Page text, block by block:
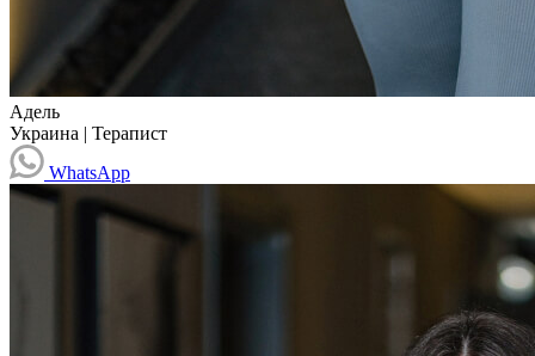
Адель
Украина | Терапист
WhatsApp